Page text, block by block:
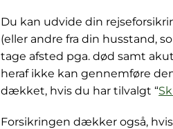
Du kan udvide din
(eller andre fra din husstand,
tage afsted pga. død samt
heraf ikke kan gennemføre
dækket, hvis du har tilvalgt “
Forsikringen dækker også,